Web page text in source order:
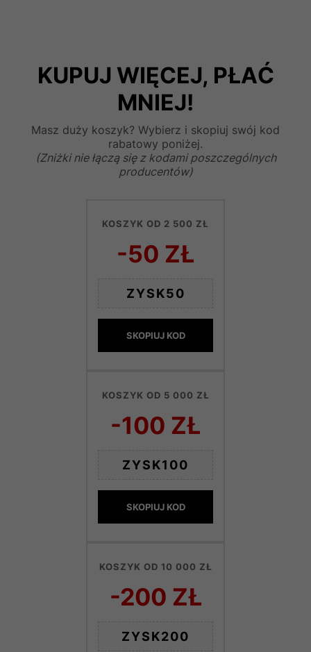
KUPUJ WIĘCEJ, PŁAĆ
MNIEJ!
Masz duży koszyk? Wybierz i skopiuj swój kod
rabatowy poniżej.
(Zniżki nie łączą się z kodami poszczególnych
producentów)
KOSZYK OD 2 500 ZŁ
-50 ZŁ
ZYSK50
SKOPIUJ KOD
KOSZYK OD 5 000 ZŁ
-100 ZŁ
ZYSK100
SKOPIUJ KOD
KOSZYK OD 10 000 ZŁ
-200 ZŁ
ZYSK200